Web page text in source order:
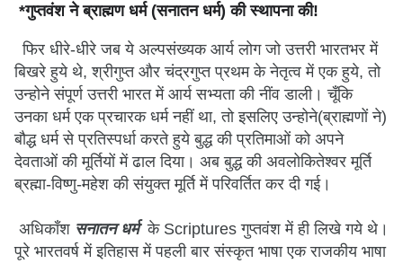
*गुप्तवंश ने ब्राह्मण धर्म (सनातन धर्म) की स्थापना की!
फिर धीरे-धीरे जब ये अल्पसंख्यक आर्य लोग जो उत्तरी भारतभर में
बिखरे हुये थे, श्रीगुप्त और चंद्रगुप्त प्रथम के नेतृत्व में एक हुये, तो
उन्होने संपूर्ण उत्तरी भारत में आर्य सभ्यता की नींव डाली। चूँकि
उनका धर्म एक प्रचारक धर्म नहीं था, तो इसलिए उन्होने(ब्राह्मणों ने)
बौद्ध धर्म से प्रतिस्पर्धा करते हुये बुद्ध की प्रतिमाओं को अपने
देवताओं की मूर्तियों में ढाल दिया। अब बुद्ध की अवलोकितेश्वर मूर्ति
ब्रह्मा-विष्णु-महेश की संयुक्त मूर्ति में परिवर्तित कर दी गई।
अधिकाँश सनातन धर्मके Scriptures गुप्तवंश में ही लिखे गये थे।
पूरे भारतवर्ष में इतिहास में पहली बार संस्कृत भाषा एक राजकीय भाषा